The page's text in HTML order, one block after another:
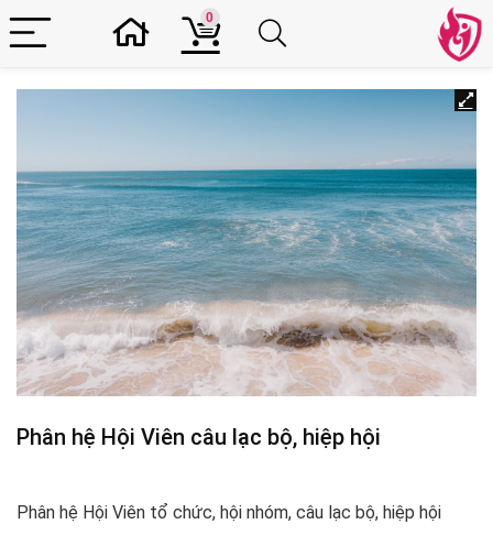
0
Phân hệ Hội Viên câu lạc bộ, hiệp hội
Phân hệ Hội Viên tổ chức, hội nhóm, câu lạc bộ, hiệp hội